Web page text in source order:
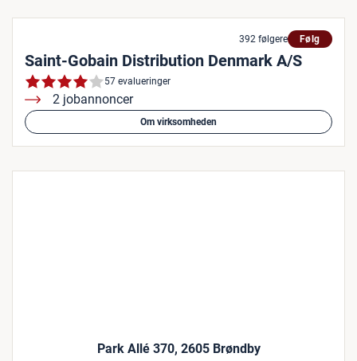
392 følgere Følg
Saint-Gobain Distribution Denmark A/S
57 evalueringer
2 jobannoncer
Om virksomheden
Park Allé 370, 2605 Brøndby